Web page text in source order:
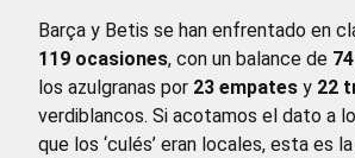
Barça y Betis se han enfrentado en
119 ocasiones, con un balance de
los azulgranas por 23 empates y 22
verdiblancos. Si acotamos el dato a
que los ‘culés’ eran locales, esta es